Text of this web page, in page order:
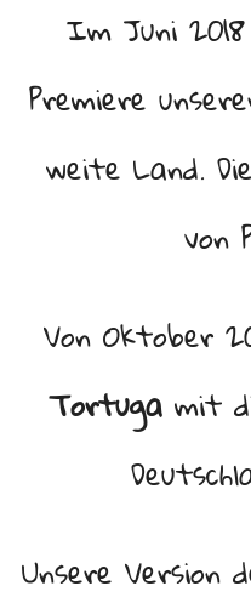
Im Juni
Premiere
weite Land.
von
Von Oktober
Tortuga mit
Unsere